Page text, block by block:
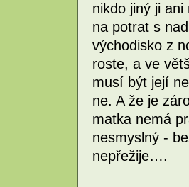
nikdo jiný ji
na potrat s
východisko z
roste, a ve
musí být její
ne. A že je
matka nemá
nesmyslný -
nepřežije….